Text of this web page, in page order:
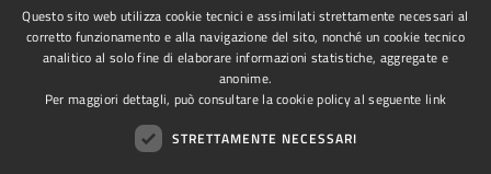
Videosorveglianza
Questo sito web utilizza cookie tecnici e assimilati strettamente necessari al
corretto funzionamento e alla navigazione del sito, nonché un cookie tecnico
analitico al solo fine di elaborare informazioni statistiche, aggregate e
anonime.
Per maggiori dettagli, può consultare la cookie policy al seguente link
STRETTAMENTE NECESSARI